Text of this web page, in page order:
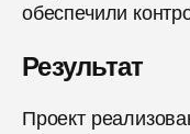
обеспечили
Результат
Проект